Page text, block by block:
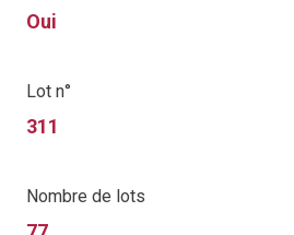
Oui
Lot n°
311
Nombre de lots